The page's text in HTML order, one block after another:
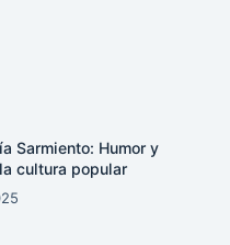
Sarmiento: Humor y
cultura popular